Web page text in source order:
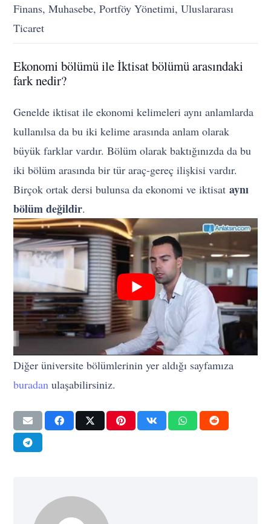
Finans, Muhasebe, Portföy Yönetimi, Uluslararası
Ticaret
Ekonomi bölümü ile İktisat bölümü arasındaki
fark nedir?
Genelde iktisat ile ekonomi kelimeleri aynı anlamlarda
kullanılsa da bu iki kelime arasında anlam olarak
büyük farklar vardır. Bölüm olarak baktığınızda da bu
iki bölüm arasında bir tür araç-gereç ilişkisi vardır.
Birçok ortak dersi bulunsa da ekonomi ve iktisataynı
bölüm değildir.
Diğer üniversite bölümlerinin yer aldığı sayfamıza
buradan ulaşabilirsiniz.